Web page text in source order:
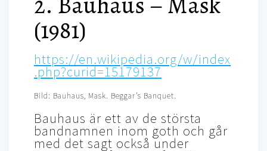
(1981)
https://en.wikipedia.org/w/index
.php?curid=15179137
Bild: Bauhaus, Mask. Beggar’s Banquet.
Bauhaus är ett av de största
bandnamnen inom goth och går
med det sagt också under